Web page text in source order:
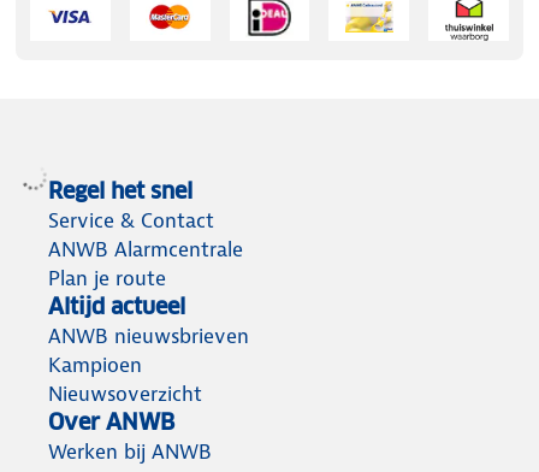
Regel het snel
Service & Contact
ANWB Alarmcentrale
Plan je route
Altijd actueel
ANWB nieuwsbrieven
Kampioen
Nieuwsoverzicht
Over ANWB
Werken bij ANWB